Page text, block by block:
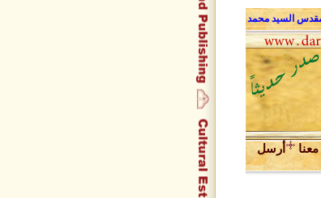
المقدس السيد محمد علي فضل الله وحديث الروح
أرسل